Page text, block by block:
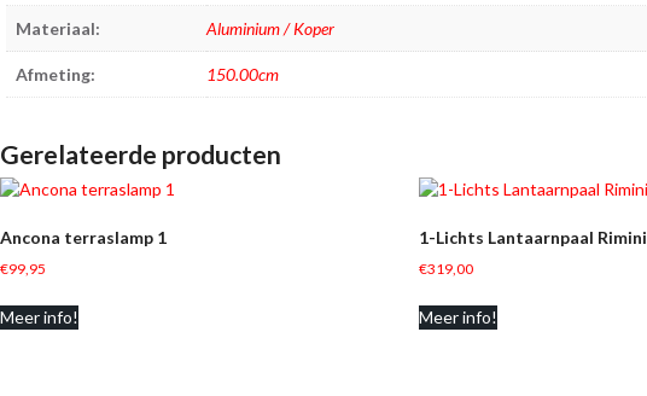
Materiaal: Aluminium / Koper
Afmeting: 150.00cm
Gerelateerde producten
Ancona terraslamp 1
€99,95
Meer info!
1-Lichts Lantaarnpaal Rimini
€319,00
Meer info!